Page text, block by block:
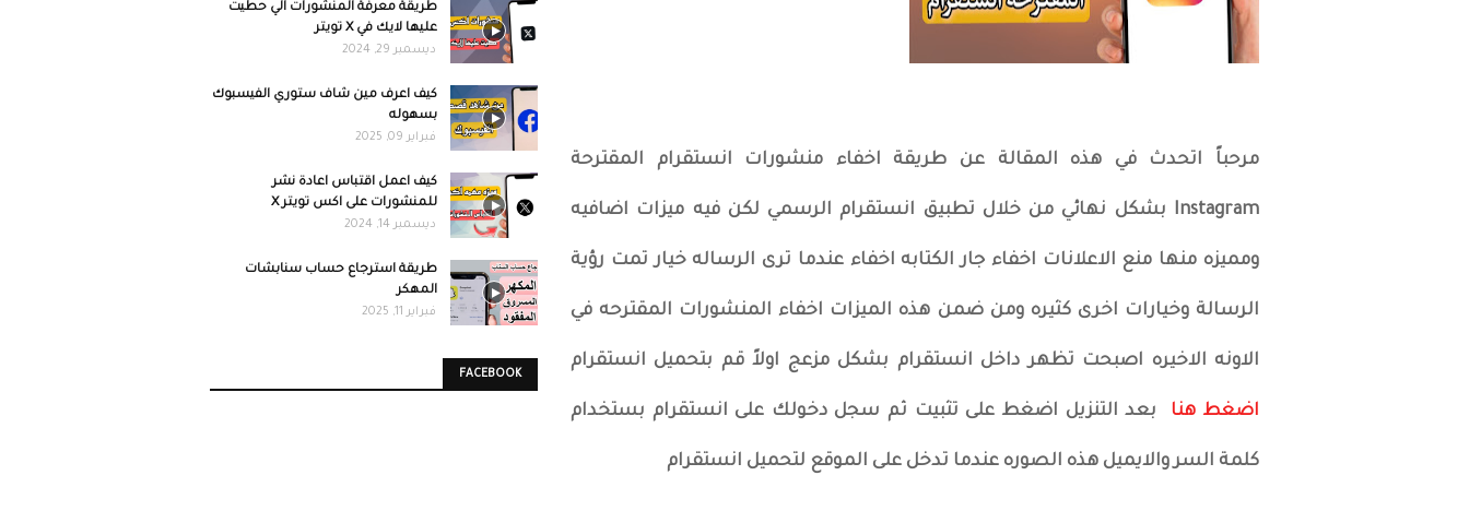
مرحباً اتحدث في هذه المقالة عن طريقة اخفاء منشورات انستقرام المقترحة
Instagram بشكل نهائي من خلال تطبيق انستقرام الرسمي لكن فيه ميزات اضافيه
ومميزه منها منع الاعلانات اخفاء جار الكتابه اخفاء عندما ترى الرساله خيار تمت رؤية
الرسالة وخيارات اخرى كثيره ومن ضمن هذه الميزات اخفاء المنشورات المقترحه في
الاونه الاخيره اصبحت تظهر داخل انستقرام بشكل مزعج اولاً قم بتحميل انستقرام
اضغط هنا بعد التنزيل اضغط على تثبيت ثم سجل دخولك على انستقرام بستخدام
كلمة السر والايميل هذه الصوره عندما تدخل على الموقع لتحميل انستقرام
طريقة معرفة المنشورات الي حطيت
عليها لايك في X تويتر
ديسمبر 29, 2024
كيف اعرف مين شاف ستوري الفيسبوك
بسهوله
فبراير 09, 2025
كيف اعمل اقتباس اعادة نشر
للمنشورات على اكس تويتر X
ديسمبر 14, 2024
طريقة استرجاع حساب سنابشات
المهكر
فبراير 11, 2025
FACEBOOK